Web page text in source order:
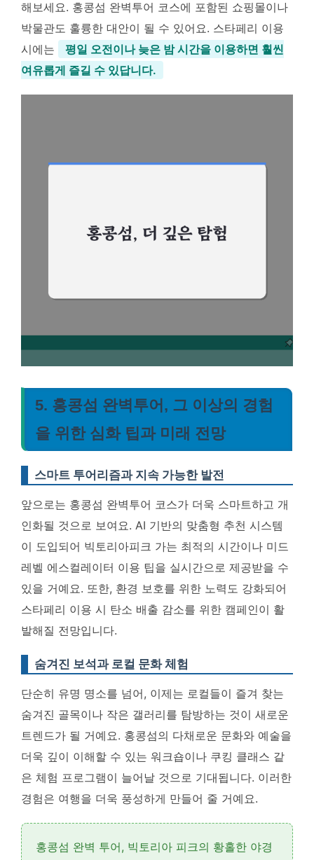
해보세요. 홍콩섬 완벽투어 코스에 포함된 쇼핑몰이나
박물관도 훌륭한 대안이 될 수 있어요. 스타페리 이용
시에는
평일 오전이나 늦은 밤 시간을 이용하면 훨씬
여유롭게 즐길 수 있답니다.
5. 홍콩섬 완벽투어, 그 이상의 경험
을 위한 심화 팁과 미래 전망
스마트 투어리즘과 지속 가능한 발전
앞으로는 홍콩섬 완벽투어 코스가 더욱 스마트하고 개
인화될 것으로 보여요. AI 기반의 맞춤형 추천 시스템
이 도입되어 빅토리아피크 가는 최적의 시간이나 미드
레벨 에스컬레이터 이용 팁을 실시간으로 제공받을 수
있을 거예요. 또한, 환경 보호를 위한 노력도 강화되어
스타페리 이용 시 탄소 배출 감소를 위한 캠페인이 활
발해질 전망입니다.
숨겨진 보석과 로컬 문화 체험
단순히 유명 명소를 넘어, 이제는 로컬들이 즐겨 찾는
숨겨진 골목이나 작은 갤러리를 탐방하는 것이 새로운
트렌드가 될 거예요. 홍콩섬의 다채로운 문화와 예술을
더욱 깊이 이해할 수 있는 워크숍이나 쿠킹 클래스 같
은 체험 프로그램이 늘어날 것으로 기대됩니다. 이러한
경험은 여행을 더욱 풍성하게 만들어 줄 거예요.
홍콩섬 완벽 투어, 빅토리아 피크의 황홀한 야경